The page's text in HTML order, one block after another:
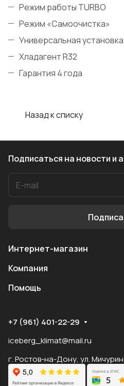
Режим работы TURBO
Режим «Самоочистка»
Универсальная установка
Хладагент R32
Гарантия 4 года
Назад к списку
Подписаться на новости и
Интернет-магазин
Компания
Помощь
+7 (961) 401-22-29
iceberg_klimat@mail.ru
г. Ростов-на-Дону, ул.